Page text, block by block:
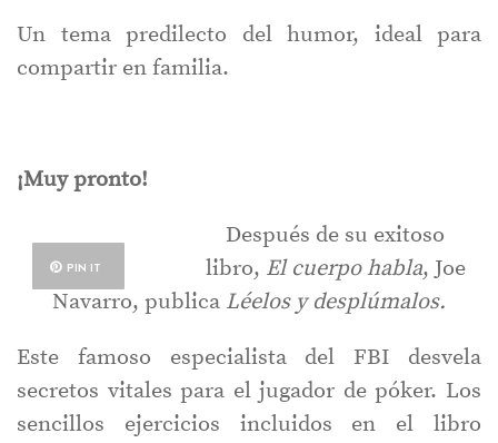
Un tema predilecto del humor, ideal para
compartir en familia.
¡Muy pronto!
PIN IT
Después de su exitoso
libro, El cuerpo habla, Joe
Navarro, publica Léelos y desplúmalos.
Este famoso especialista del FBI desvela
secretos vitales para el jugador de póker. Los
sencillos ejercicios incluidos en el libro